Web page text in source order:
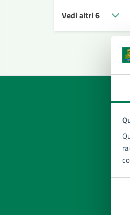
Vedi altri 6